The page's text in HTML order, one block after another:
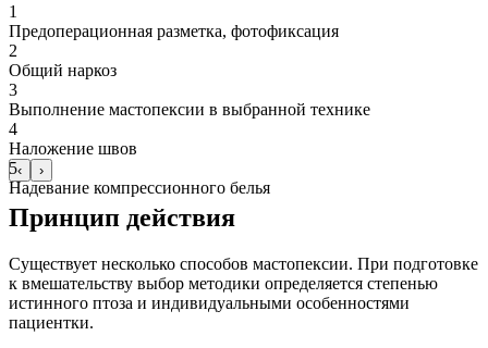
1
Предоперационная разметка, фотофиксация
2
Общий наркоз
3
Выполнение мастопексии в выбранной технике
4
Наложение швов
5
Надевание компрессионного белья
‹ ›
Принцип действия
Существует несколько способов мастопексии. При подготовке
к вмешательству выбор методики определяется степенью
истинного птоза и индивидуальными особенностями
пациентки.